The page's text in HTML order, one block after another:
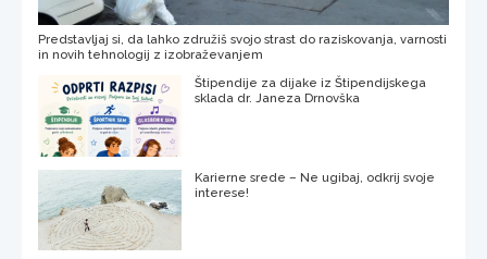
Predstavljaj si, da lahko združiš svojo strast do raziskovanja, varnosti
in novih tehnologij z izobraževanjem
Štipendije za dijake iz Štipendijskega
sklada dr. Janeza Drnovška
Karierne srede – Ne ugibaj, odkrij svoje
interese!